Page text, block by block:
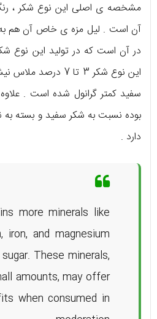
مشخصه ی اصلی این نوع شکر ،
آن است . لیل مزه ی خاص آن هم
در آن است که در تولید این نوع
این نوع شکر 3 تا 7
سفید کمتر گرانول شده است . علاوه
بوده نسبت به شکر سفید و بسته به
دارد .
more minerals like
iron, and magnesium
These minerals,
amounts, may offer
when consumed in